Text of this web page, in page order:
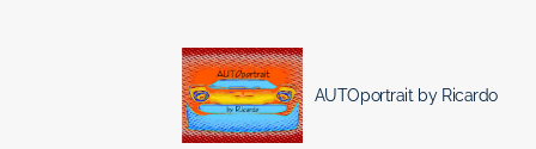
AUTOportrait by Ricardo